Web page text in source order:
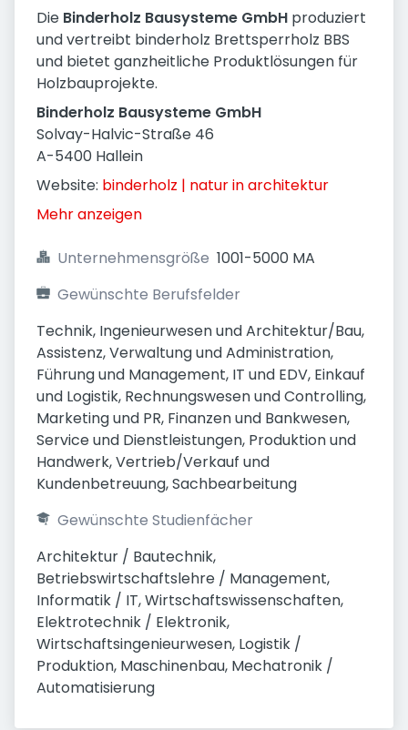
Die Binderholz Bausysteme GmbH produziert
und vertreibt binderholz Brettsperrholz BBS
und bietet ganzheitliche Produktlösungen für
Holzbauprojekte.
Binderholz Bausysteme GmbH
Solvay-Halvic-Straße 46
A-5400 Hallein
Website: binderholz | natur in architektur
Mehr anzeigen
Unternehmensgröße 1001-5000 MA
Gewünschte Berufsfelder
Technik, Ingenieurwesen und Architektur/Bau,
Assistenz, Verwaltung und Administration,
Führung und Management, IT und EDV, Einkauf
und Logistik, Rechnungswesen und Controlling,
Marketing und PR, Finanzen und Bankwesen,
Service und Dienstleistungen, Produktion und
Handwerk, Vertrieb/Verkauf und
Kundenbetreuung, Sachbearbeitung
Gewünschte Studienfächer
Architektur / Bautechnik,
Betriebswirtschaftslehre / Management,
Informatik / IT, Wirtschaftswissenschaften,
Elektrotechnik / Elektronik,
Wirtschaftsingenieurwesen, Logistik /
Produktion, Maschinenbau, Mechatronik /
Automatisierung